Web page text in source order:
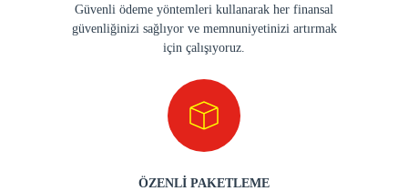
Güvenli ödeme yöntemleri kullanarak her finansal
güvenliğinizi sağlıyor ve memnuniyetinizi artırmak
için çalışıyoruz.
ÖZENLİ PAKETLEME